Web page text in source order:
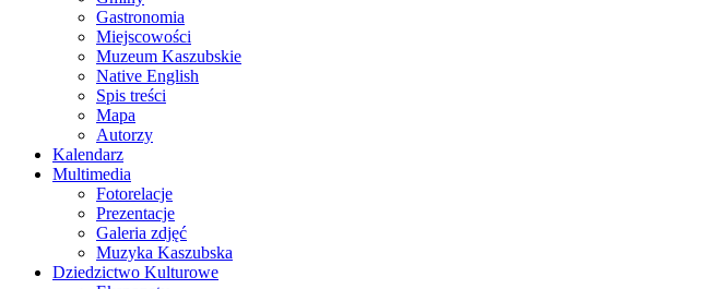
Gastronomia
Miejscowości
Muzeum Kaszubskie
Native English
Spis treści
Mapa
Autorzy
Kalendarz
Multimedia
Fotorelacje
Prezentacje
Galeria zdjęć
Muzyka Kaszubska
Dziedzictwo Kulturowe